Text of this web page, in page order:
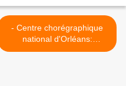
- Centre chorégraphique
national d'Orléans:
inscriptions aux ATELIERS